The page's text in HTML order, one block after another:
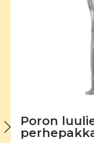
Poron